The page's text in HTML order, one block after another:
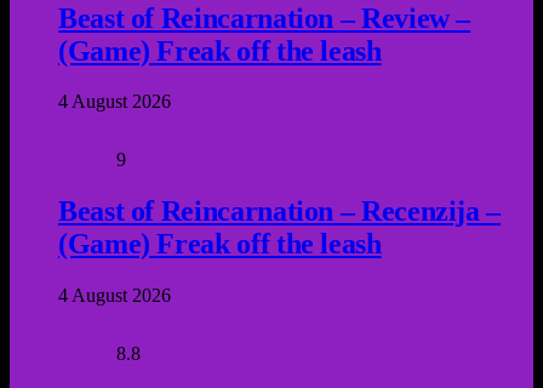
Beast of Reincarnation – Review –
(Game) Freak off the leash
4 August 2026
9
Beast of Reincarnation – Recenzija –
(Game) Freak off the leash
4 August 2026
8.8